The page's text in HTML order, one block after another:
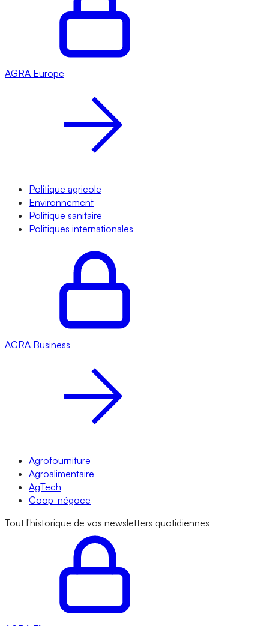
AGRA Europe
Politique agricole
Environnement
Politique sanitaire
Politiques internationales
AGRA Business
Agrofourniture
Agroalimentaire
AgTech
Coop-négoce
Tout l'historique de vos newsletters quotidiennes